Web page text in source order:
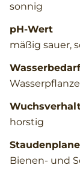
sonnig
pH-Wert
mäßig sauer,
Wasserbedarf
Wasserpflanze
horstig
Bienen- und